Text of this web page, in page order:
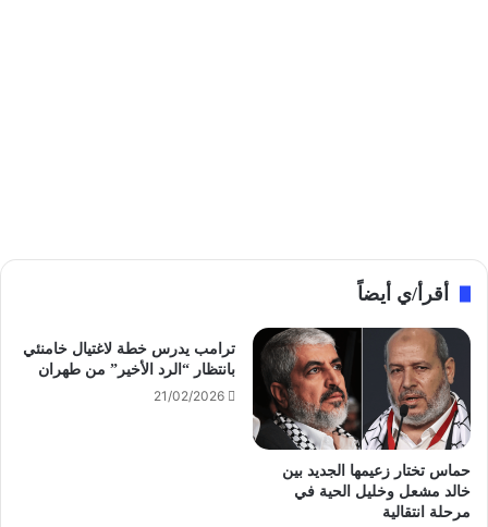
أقرأ/ي أيضاً
حماس تختار زعيمها الجديد بين
خالد مشعل وخليل الحية في
مرحلة انتقالية
ترامب يدرس خطة لاغتيال خامنئي
بانتظار “الرد الأخير” من طهران
21/02/2026